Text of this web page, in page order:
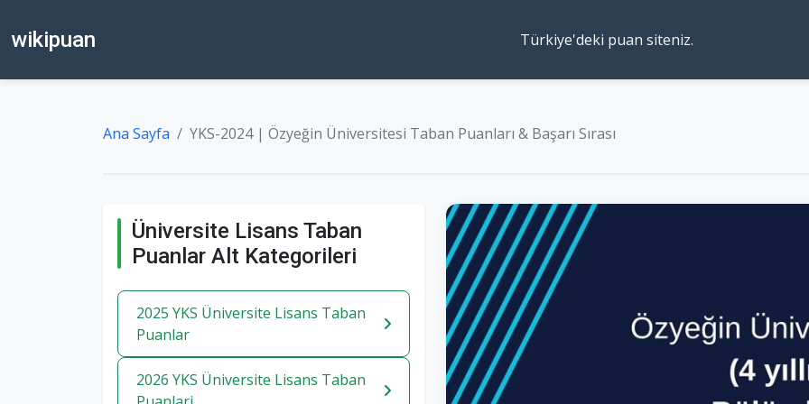
wikipuan Türkiye'deki puan siteniz.
Ana Sayfa YKS-2024 | Özyeğin Üniversitesi Taban Puanları & Başarı Sırası
Üniversite Lisans Taban
Puanlar Alt Kategorileri
2025 YKS Üniversite Lisans Taban
Puanlar
2026 YKS Üniversite Lisans Taban